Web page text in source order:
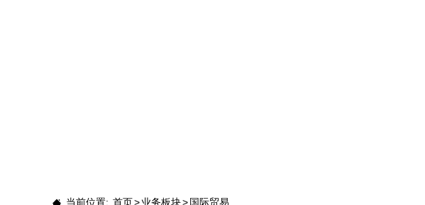
当前位置: 首页>业务板块>国际贸易